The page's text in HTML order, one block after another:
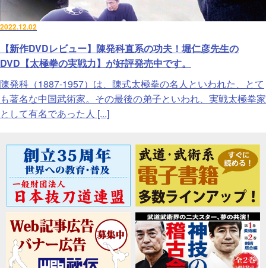
2022.12.02
【新作DVDレビュー】陳発科直系の功夫！堀仁彦先生の
DVD【太極拳の実戦力】が好評発売中です。
陳発科（1887-1957）は、陳式太極拳の名人といわれた、とて
も著名な中国武術家。その最後の弟子といわれ、実戦太極拳家
として有名であった人 [...]